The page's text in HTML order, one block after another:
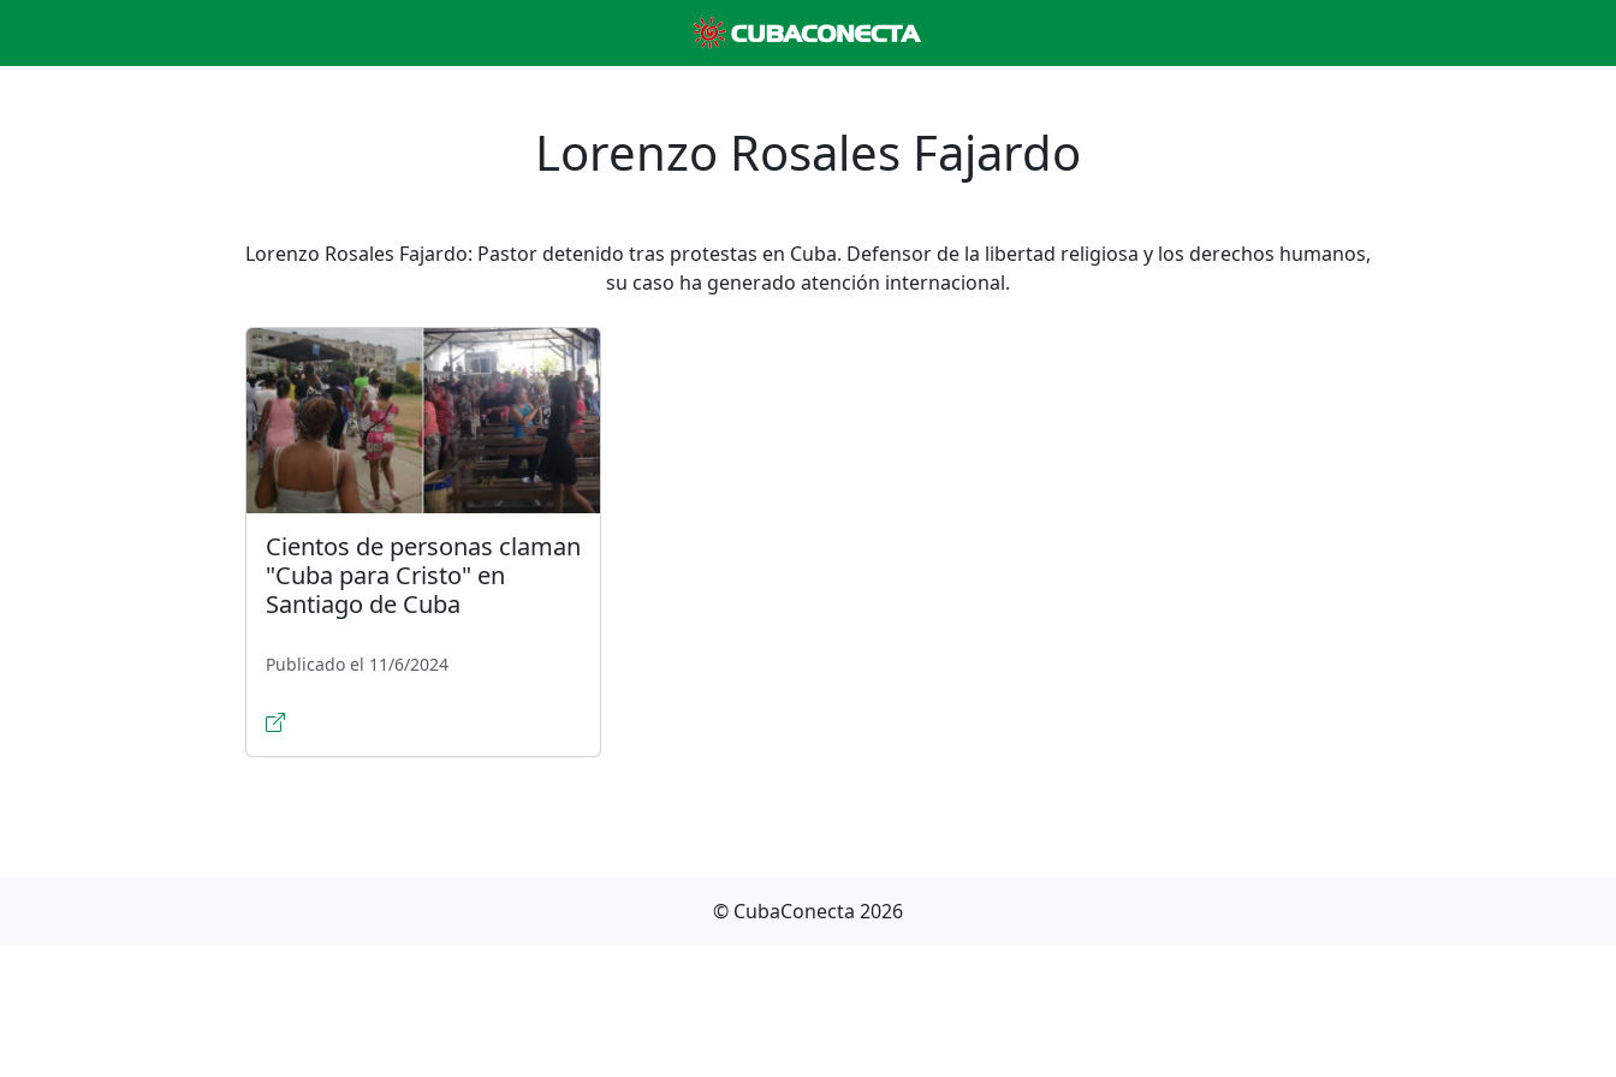
Lorenzo Rosales Fajardo
Lorenzo Rosales Fajardo: Pastor detenido tras protestas en Cuba. Defensor de la libertad religiosa y los derechos humanos,
su caso ha generado atención internacional.
Cientos de personas claman
"Cuba para Cristo" en
Santiago de Cuba
Publicado el 11/6/2024
© CubaConecta 2026